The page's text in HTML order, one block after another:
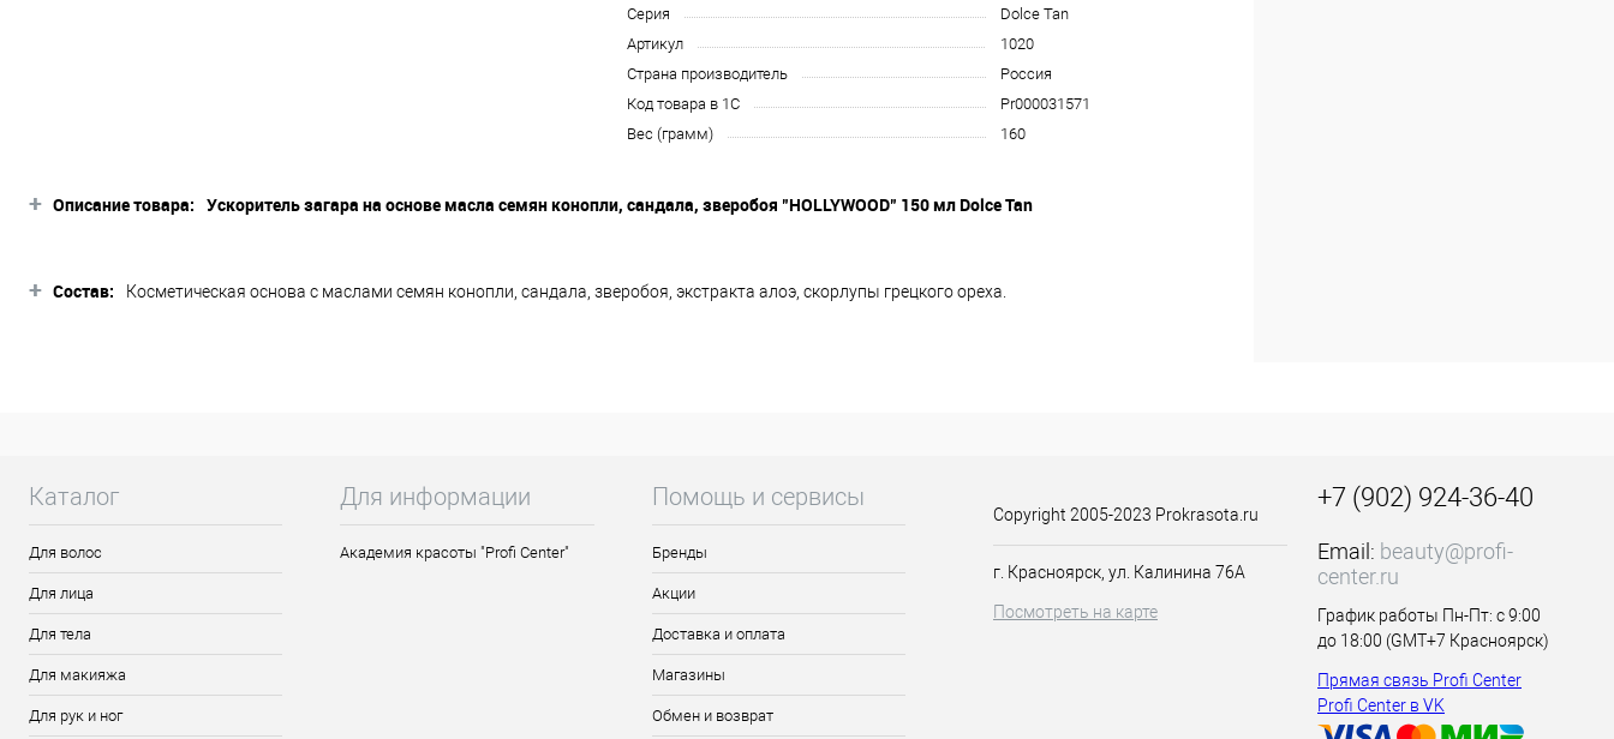
Серия
Dolce Tan
Артикул
1020
Страна производитель
Россия
Код товара в 1С
Pr000031571
Вес (грамм)
160
+ Описание товара: Ускоритель загара на основе масла семян конопли, сандала, зверобоя "HOLLYWOOD" 150 мл Dolce Tan
В основу средства входят масла семян конопли, масла сандала, зверобоя, экстракта алоэ, скорлупы грецкого
Способ применения
Лёгкими массирующими движениями равномерно нанести на тело непосредственно перед загаром в солярии. После нанесения
+ Состав: Косметическая основа с маслами семян конопли, сандала, зверобоя, экстракта алоэ, скорлупы грецкого ореха.
Каталог
Для волос
Для лица
Для тела
Для макияжа
Для рук и ног
Для информации
Академия красоты "Profi Center"
Помощь и сервисы
Бренды
Акции
Доставка и оплата
Магазины
Обмен и возврат
Copyright 2005-2023 Prokrasota.ru
г. Красноярск, ул. Калинина 76А
Посмотреть на карте
+7 (902) 924-36-40
Email: beauty@profi-
center.ru
График работы Пн-Пт: с 9:00
до 18:00 (GMT+7 Красноярск)
Прямая связь Profi Center
Profi Center в VK